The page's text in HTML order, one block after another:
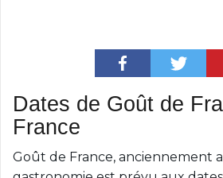
Dates de Goût de
France
Goût de France, anciennement